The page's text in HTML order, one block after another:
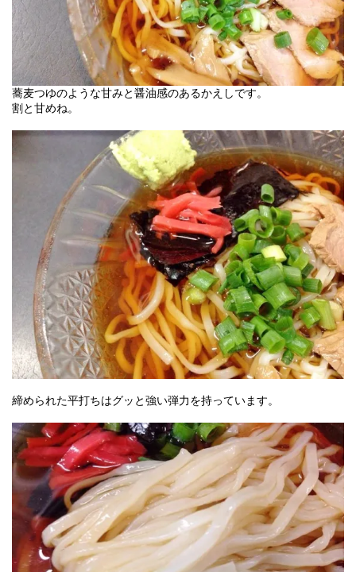
蕎麦つゆのような甘みと醤油感のあるかえしです。
割と甘めね。
締められた平打ちはグッと強い弾力を持っています。